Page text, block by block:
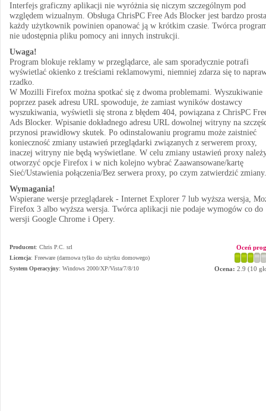
Interfejs graficzny aplikacji nie wyróżnia się niczym szczególnym pod
względem wizualnym. Obsługa ChrisPC Free Ads Blocker jest bardzo
każdy użytkownik powinien opanować ją w krótkim czasie. Twórca
nie udostępnia pliku pomocy ani innych instrukcji.
Uwaga!
Program blokuje reklamy w przeglądarce, ale sam sporadycznie potrafi
wyświetlać okienko z treściami reklamowymi, niemniej zdarza się to
rzadko.
W Mozilli Firefox można spotkać się z dwoma problemami. Wyszukiwanie
poprzez pasek adresu URL spowoduje, że zamiast wyników dostawcy
wyszukiwania, wyświetli się strona z błędem 404, powiązana z ChrisPC
Ads Blocker. Wpisanie dokładnego adresu URL dowolnej witryny na
przynosi prawidłowy skutek. Po odinstalowaniu programu może zaistnieć
konieczność zmiany ustawień przeglądarki związanych z serwerem proxy,
inaczej witryny nie będą wyświetlane. W celu zmiany ustawień proxy
otworzyć opcje Firefox i w nich kolejno wybrać Zaawansowane/kartę
Sieć/Ustawienia połączenia/Bez serwera proxy, po czym zatwierdzić zmiany.
Wymagania!
Wspierane wersje przeglądarek - Internet Explorer 7 lub wyższa wersja,
Firefox 3 albo wyższa wersja. Twórca aplikacji nie podaje wymogów co do
wersji Google Chrome i Opery.
Producent: Chris P.C. srl
Licencja: Freeware (darmowa tylko do użytku domowego)
System Operacyjny: Windows 2000/XP/Vista/7/8/10
Oceń
Ocena: 2.9 (10